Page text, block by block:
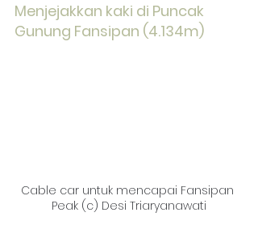
Menjejakkan kaki di Puncak
Gunung Fansipan (4.134m)
Cable car untuk mencapai Fansipan
Peak (c) Desi Triaryanawati